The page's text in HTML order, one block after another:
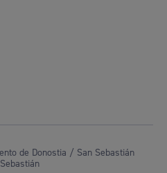
de Donostia / San Sebastián